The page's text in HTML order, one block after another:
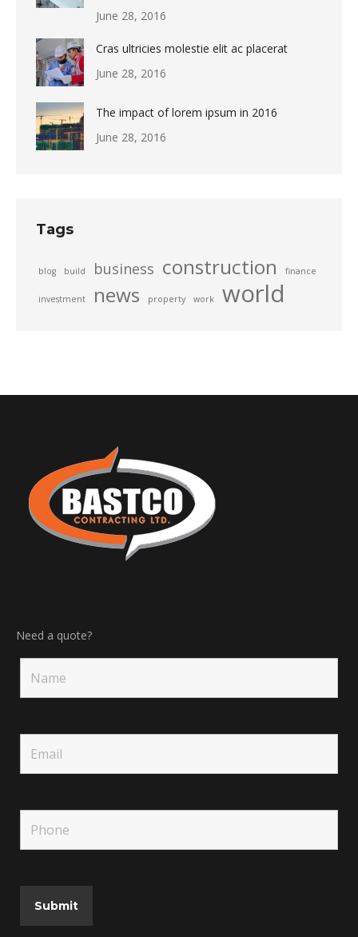
June 28, 2016
Cras ultricies molestie elit ac placerat
June 28, 2016
The impact of lorem ipsum in 2016
June 28, 2016
Tags
blog build business construction finance
investment news property work world
Need a quote?